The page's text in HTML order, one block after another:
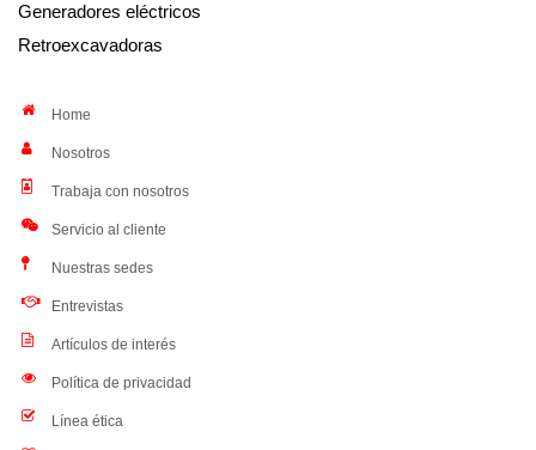
Generadores eléctricos
Retroexcavadoras
Home
Nosotros
Trabaja con nosotros
Servicio al cliente
Nuestras sedes
Entrevistas
Artículos de interés
Política de privacidad
Línea ética